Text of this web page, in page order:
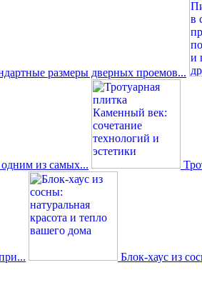
размеры дверных проемов...
из самых...
Блок-хаус из